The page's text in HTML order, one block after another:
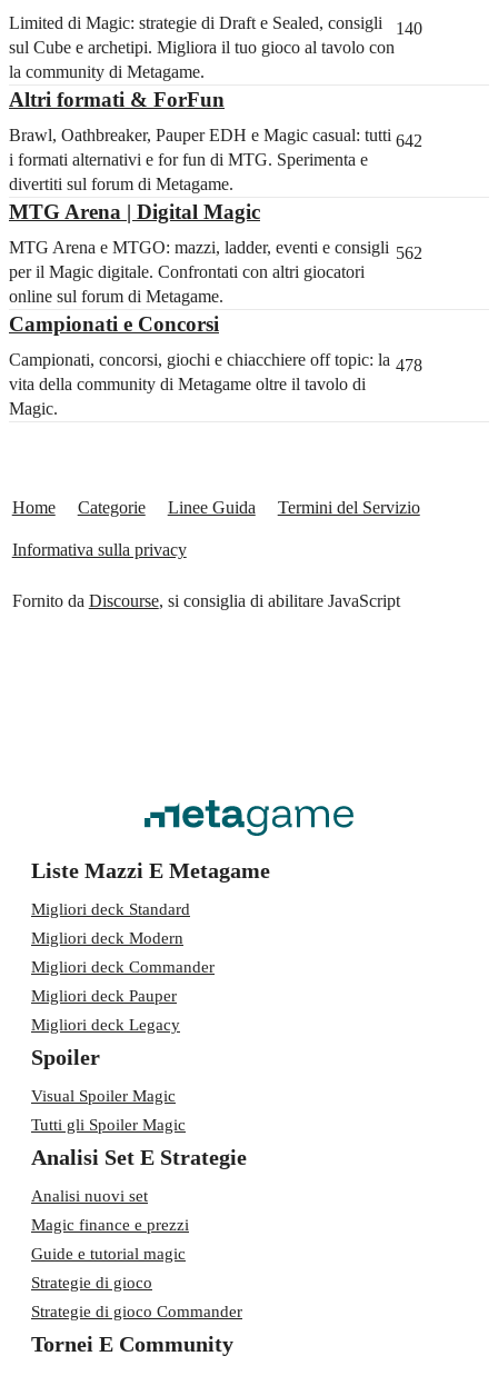
Limited di Magic: strategie di Draft e Sealed, consigli
sul Cube e archetipi. Migliora il tuo gioco al tavolo con
la community di Metagame.
140
Altri formati & ForFun
Brawl, Oathbreaker, Pauper EDH e Magic casual: tutti
i formati alternativi e for fun di MTG. Sperimenta e
divertiti sul forum di Metagame.
642
MTG Arena | Digital Magic
MTG Arena e MTGO: mazzi, ladder, eventi e consigli
per il Magic digitale. Confrontati con altri giocatori
online sul forum di Metagame.
562
Campionati e Concorsi
Campionati, concorsi, giochi e chiacchiere off topic: la
vita della community di Metagame oltre il tavolo di
Magic.
478
Home Categorie Linee Guida Termini del Servizio
Informativa sulla privacy
Fornito da Discourse, si consiglia di abilitare JavaScript
Liste Mazzi E Metagame
Migliori deck Standard
Migliori deck Modern
Migliori deck Commander
Migliori deck Pauper
Migliori deck Legacy
Spoiler
Visual Spoiler Magic
Tutti gli Spoiler Magic
Analisi Set E Strategie
Analisi nuovi set
Magic finance e prezzi
Guide e tutorial magic
Strategie di gioco
Strategie di gioco Commander
Tornei E Community